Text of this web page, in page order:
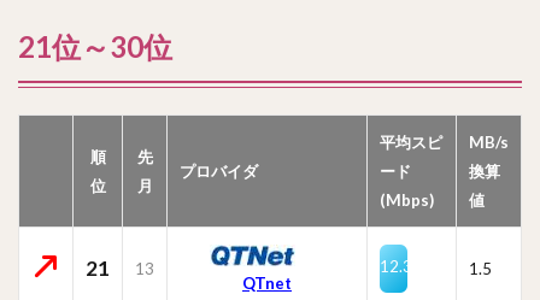
21位～30位
順
位
先
月
プロバイダ
平均スピ
ード
(Mbps)
MB/s
換算
値
21 13
QTnet
12.3 1.5